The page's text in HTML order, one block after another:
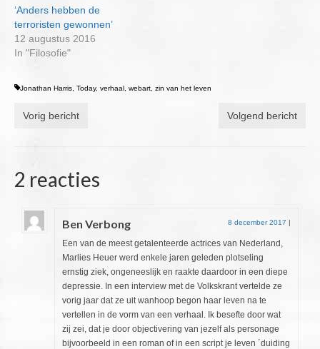
‘Anders hebben de
terroristen gewonnen’
12 augustus 2016
In "Filosofie"
Jonathan Harris Today, verhaal webart zin van het leven
Vorig bericht Volgend bericht
2 reacties
Ben Verbong 8 december 2017 |
Een van de meest getalenteerde actrices van Nederland,
Marlies Heuer werd enkele jaren geleden plotseling
ernstig ziek, ongeneeslijk en raakte daardoor in een diepe
depressie. In een interview met de Volkskrant vertelde ze
vorig jaar dat ze uit wanhoop begon haar leven na te
vertellen in de vorm van een verhaal. Ik besefte door wat
zij zei, dat je door objectivering van jezelf als personage
bijvoorbeeld in een roman of in een script je leven ´duiding